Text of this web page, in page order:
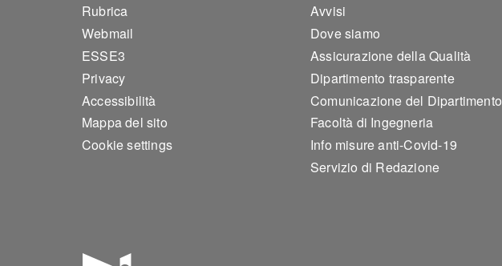
Footer 1
Rubrica
Webmail
ESSE3
Privacy
Accessibilità
Mappa del sito
Cookie settings
Footer 2
Avvisi
Dove siamo
Assicurazione della Qualità
Dipartimento trasparente
Comunicazione del Dipartimento
Facoltà di Ingegneria
Info misure anti-Covid-19
Servizio di Redazione